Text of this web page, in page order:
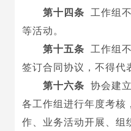
第十四条
工作组
等活动。
第十五条
工作组
签订合同协议，不得代
第十六条
协会建
各工作组进行年度考核
作、业务活动开展、组